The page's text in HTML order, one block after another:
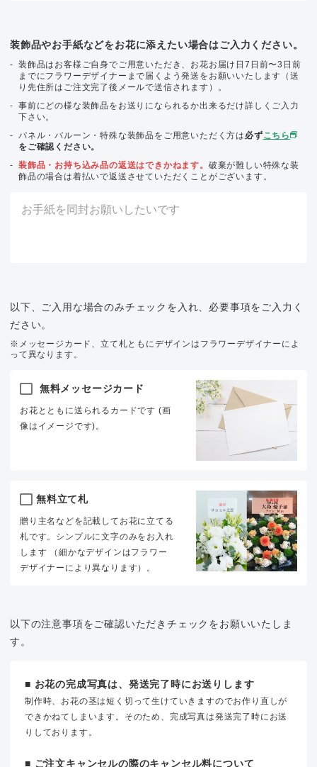
装飾品やお手紙などをお花に添えたい場合はご入力ください。
装飾品はお客様ご自身でご用意いただき、お花お届け日7日前〜3日前
までにフラワーデザイナーまで届くよう発送をお願いいたします（送
り先住所はご注文完了後メールで送信されます）。
事前にどの様な装飾品をお送りになられるか出来るだけ詳しくご入力
下さい。
パネル・バルーン・特殊な装飾品をご用意いただく方は 必ずこちら
をご確認ください。
装飾品・お持ち込み品の返送はできかねます。 破棄が難しい特殊な装
飾品の場合は着払いで返送させていただくことがございます。
以下、ご入用な場合のみチェックを入れ、必要事項をご入力く
ださい。
※メッセージカード、立て札ともにデザインはフラワーデザイナーによ
って異なります。
無料メッセージカード
お花とともに送られるカードです (画
像はイメージです)。
無料立て札
贈り主名などを記載してお花に立てる
札です。シンプルに文字のみをお入れ
します （細かなデザインはフラワー
デザイナーにより異なります）。
以下の注意事項をご確認いただきチェックをお願いいたしま
す。
■ お花の完成写真は、発送完了時にお送りします
制作時、お花の茎は短く切って生けていきますのでお作り直しが
できかねてしまいます。そのため、完成写真は発送完了時にお送
りしております。
■ ご注文キャンセルの際のキャンセル料について